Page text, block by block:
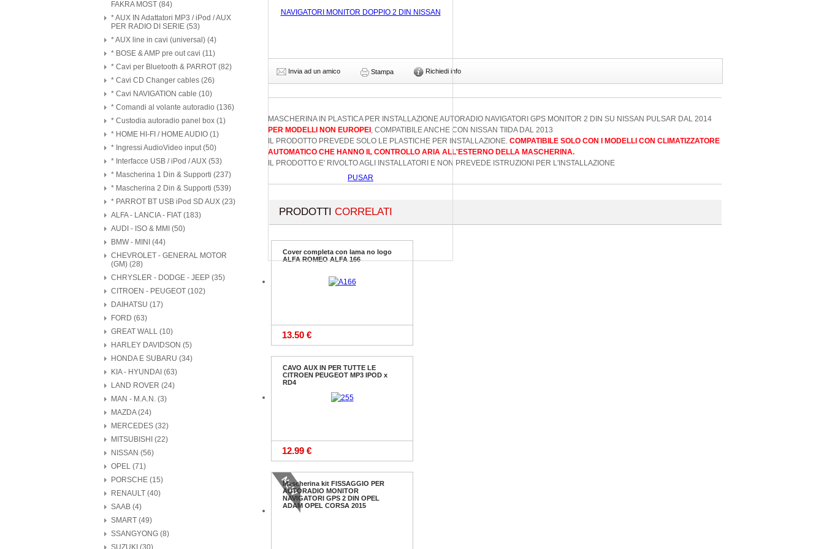
FAKRA MOST (84)
* AUX IN Adattatori MP3 / iPod / AUX
PER RADIO DI SERIE (53)
* AUX line in cavi (universal) (4)
* BOSE & AMP pre out cavi (11)
* Cavi per Bluetooth & PARROT (82)
* Cavi CD Changer cables (26)
* Cavi NAVIGATION cable (10)
* Comandi al volante autoradio (136)
* Custodia autoradio panel box (1)
* HOME HI-FI / HOME AUDIO (1)
* Ingressi AudioVideo input (50)
* Interfacce USB / iPod / AUX (53)
* Mascherina 1 Din & Supporti (237)
* Mascherina 2 Din & Supporti (539)
* PARROT BT USB iPod SD AUX (23)
ALFA - LANCIA - FIAT (183)
AUDI - ISO & MMI (50)
BMW - MINI (44)
CHEVROLET - GENERAL MOTOR
(GM) (28)
CHRYSLER - DODGE - JEEP (35)
CITROEN - PEUGEOT (102)
DAIHATSU (17)
FORD (63)
GREAT WALL (10)
HARLEY DAVIDSON (5)
HONDA E SUBARU (34)
KIA - HYUNDAI (63)
LAND ROVER (24)
MAN - M.A.N. (3)
MAZDA (24)
MERCEDES (32)
MITSUBISHI (22)
NISSAN (56)
OPEL (71)
PORSCHE (15)
RENAULT (40)
SAAB (4)
SMART (49)
SSANGYONG (8)
SUZUKI (30)
Invia ad un amico Stampa Richiedi info
MASCHERINA IN PLASTICA PER INSTALLAZIONE AUTORADIO NAVIGATORI GPS MONITOR 2 DIN SU NISSAN PULSAR DAL 2014
PER MODELLI NON EUROPEI , COMPATIBILE ANCHE CON NISSAN TIIDA DAL 2013
IL PRODOTTO PREVEDE SOLO LE PLASTICHE PER INSTALLAZIONE. COMPATIBILE SOLO CON I MODELLI CON CLIMATIZZATORE
AUTOMATICO CHE HANNO IL CONTROLLO ARIA ALL'ESTERNO DELLA MASCHERINA.
IL PRODOTTO E' RIVOLTO AGLI INSTALLATORI E NON PREVEDE ISTRUZIONI PER L'INSTALLAZIONE
PRODOTTI CORRELATI
Cover completa con lama no logo
ALFA ROMEO ALFA 166
13.50 €
CAVO AUX IN PER TUTTE LE
CITROEN PEUGEOT MP3 IPOD x
RD4
12.99 €
Mascherina kit FISSAGGIO PER
AUTORADIO MONITOR
NAVIGATORI GPS 2 DIN OPEL
ADAM OPEL CORSA 2015